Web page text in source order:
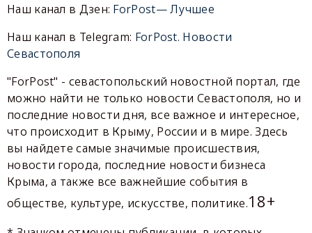
Наш канал в Дзен: ForPost— Лучшее
Наш канал в Telegram: ForPost. Новости
Севастополя
"ForPost" - севастопольский новостной портал, где
можно найти не только новости Севастополя, но и
последние новости дня, все важное и интересное,
что происходит в Крыму, России и в мире. Здесь
вы найдете самые значимые происшествия,
новости города, последние новости бизнеса
Крыма, а также все важнейшие события в
обществе, культуре, искусстве, политике.18+